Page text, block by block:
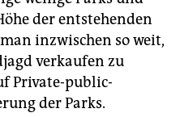
der entstehenden
inzwischen so weit,
verkaufen zu
Private-public-
der Parks.